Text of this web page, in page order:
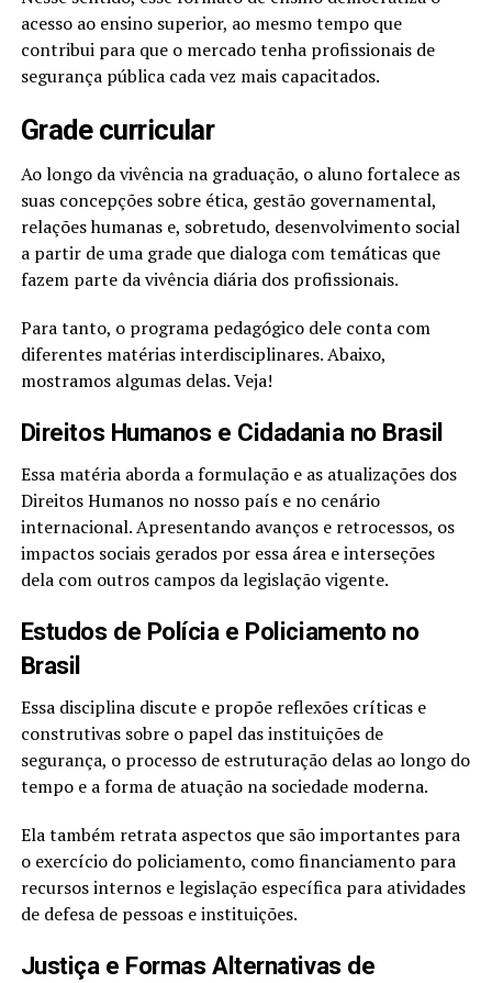
acesso ao ensino superior, ao mesmo tempo que
contribui para que o mercado tenha profissionais de
segurança pública cada vez mais capacitados.
Grade curricular
Ao longo da vivência na graduação, o aluno fortalece as
suas concepções sobre ética, gestão governamental,
relações humanas e, sobretudo, desenvolvimento social
a partir de uma grade que dialoga com temáticas que
fazem parte da vivência diária dos profissionais.
Para tanto, o programa pedagógico dele conta com
diferentes matérias interdisciplinares. Abaixo,
mostramos algumas delas. Veja!
Direitos Humanos e Cidadania no Brasil
Essa matéria aborda a formulação e as atualizações dos
Direitos Humanos no nosso país e no cenário
internacional. Apresentando avanços e retrocessos, os
impactos sociais gerados por essa área e interseções
dela com outros campos da legislação vigente.
Estudos de Polícia e Policiamento no
Brasil
Essa disciplina discute e propõe reflexões críticas e
construtivas sobre o papel das instituições de
segurança, o processo de estruturação delas ao longo do
tempo e a forma de atuação na sociedade moderna.
Ela também retrata aspectos que são importantes para
o exercício do policiamento, como financiamento para
recursos internos e legislação específica para atividades
de defesa de pessoas e instituições.
Justiça e Formas Alternativas de